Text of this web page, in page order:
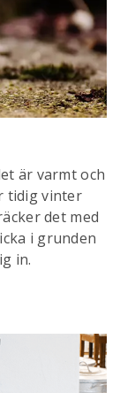
är varmt och
tidig vinter
det med
i grunden
in.